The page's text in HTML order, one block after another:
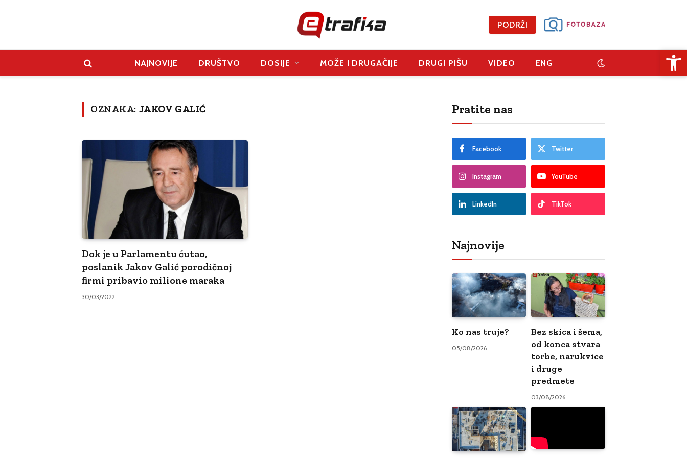
PODRŽI
NAJNOVIJE DRUŠTVO DOSIJE MOŽE I DRUGAČIJE DRUGI PIŠU VIDEO ENG
OZNAKA: JAKOV GALIĆ
Dok je u Parlamentu ćutao,
poslanik Jakov Galić porodičnoj
firmi pribavio milione maraka
30/03/2022
Pratite nas
Facebook Twitter
Instagram YouTube
LinkedIn TikTok
Najnovije
Ko nas truje?
05/08/2026
Bez skica i šema,
od konca stvara
torbe, narukvice
i druge
predmete
03/08/2026